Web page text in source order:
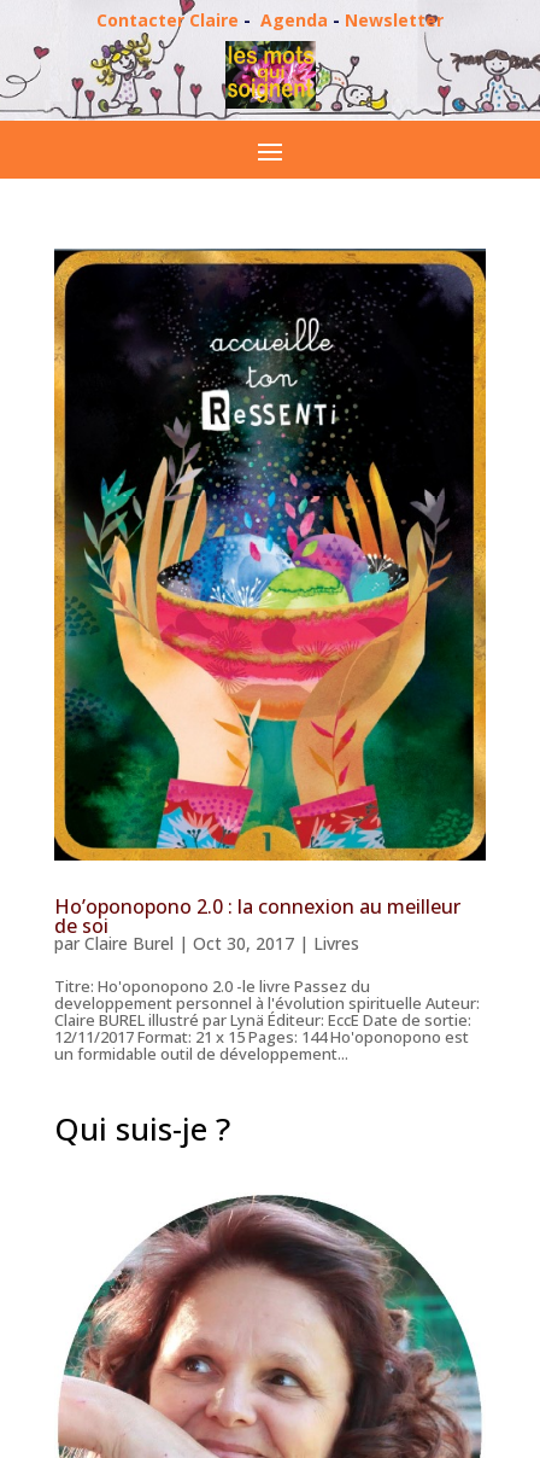
Contacter Claire - Agenda - Newsletter
Ho’oponopono 2.0 : la connexion au meilleur
de soi
par Claire Burel | Oct 30, 2017| Livres
Titre: Ho'oponopono 2.0 -le livre Passez du
developpement personnel à l'évolution spirituelle Auteur:
Claire BUREL illustré par Lynä Éditeur: EccE Date de sortie:
12/11/2017 Format: 21 x 15 Pages: 144 Ho'oponopono est
un formidable outil de développement...
Qui suis-je ?